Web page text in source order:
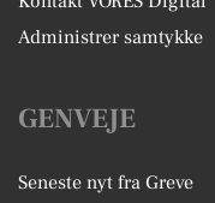
Administrer samtykke
GENVEJE
Seneste nyt fra Greve